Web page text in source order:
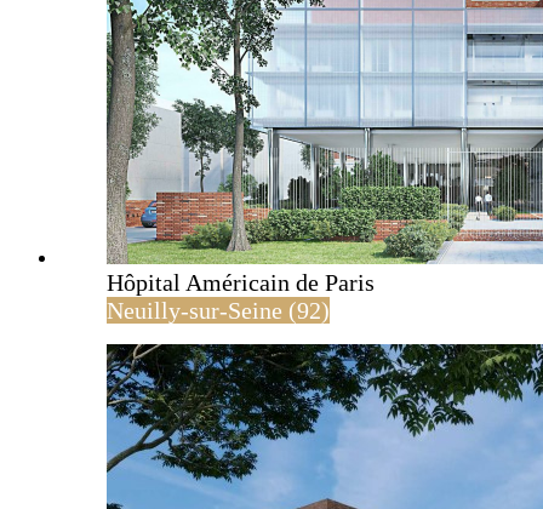
Hôpital Américain de Paris
Neuilly-sur-Seine (92)